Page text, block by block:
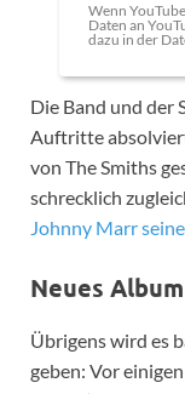
Wenn
Daten an
dazu in der
Die Band und der
Auftritte
von The Smiths
schrecklich
Johnny Marr
Neues
Übrigens wird es
geben: Vor